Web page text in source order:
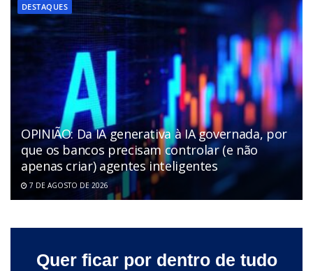
DESTAQUES
OPINIÃO: Da IA generativa à IA governada, por
que os bancos precisam controlar (e não
apenas criar) agentes inteligentes
7 DE AGOSTO DE 2026
Quer ficar por dentro de tudo